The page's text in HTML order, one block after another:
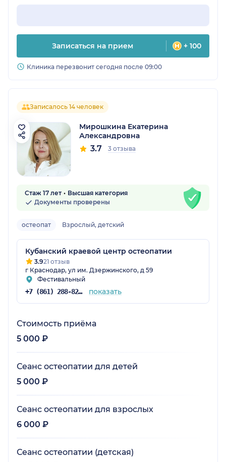
Записаться на прием + 100
Клиника перезвонит сегодня после 09:00
Записалось 14 человек
Мирошкина Екатерина
Александровна
3.7 3 отзыва
Стаж 17 лет
Высшая категория
Документы проверены
остеопат Взрослый, детский
Кубанский краевой центр остеопатии
3.921 отзыв
г Краснодар, ул им. Дзержинского, д 59
Фестивальный
+7 (861) 288-82-15 показать
Стоимость приёма
5 000 ₽
Сеанс остеопатии для детей
5 000 ₽
Сеанс остеопатии для взрослых
6 000 ₽
Сеанс остеопатии (детская)